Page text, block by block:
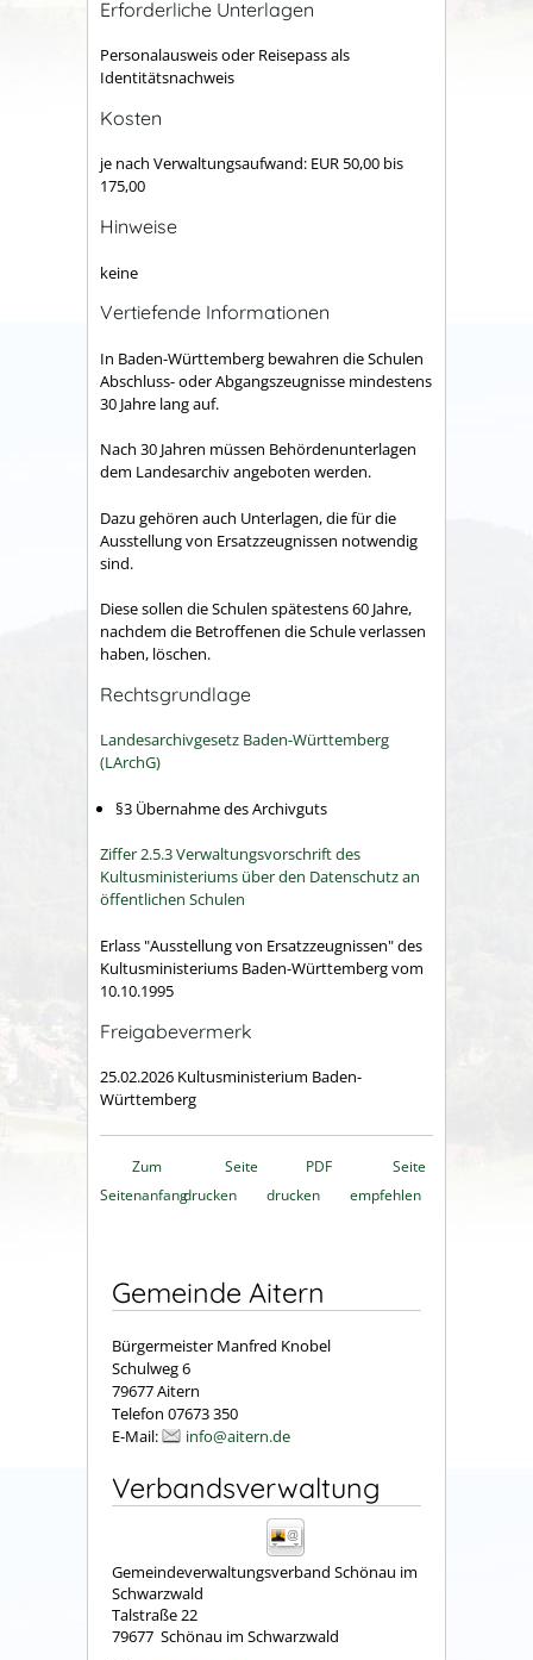
Erforderliche Unterlagen
Personalausweis oder Reisepass als
Identitätsnachweis
Kosten
je nach Verwaltungsaufwand: EUR 50,00 bis
175,00
Hinweise
keine
Vertiefende Informationen
In Baden-Württemberg bewahren die Schulen
Abschluss- oder Abgangszeugnisse mindestens
30 Jahre lang auf.
Nach 30 Jahren müssen Behördenunterlagen
dem Landesarchiv angeboten werden.
Dazu gehören auch Unterlagen, die für die
Ausstellung von Ersatzzeugnissen notwendig
sind.
Diese sollen die Schulen spätestens 60 Jahre,
nachdem die Betroffenen die Schule verlassen
haben, löschen.
Rechtsgrundlage
Landesarchivgesetz Baden-Württemberg
(LArchG)
§3 Übernahme des Archivguts
Ziffer 2.5.3 Verwaltungsvorschrift des
Kultusministeriums über den Datenschutz an
öffentlichen Schulen
Erlass "Ausstellung von Ersatzzeugnissen" des
Kultusministeriums Baden-Württemberg vom
10.10.1995
Freigabevermerk
25.02.2026 Kultusministerium Baden-
Württemberg
Zum
Seitenanfang
Seite
drucken
PDF
drucken
Seite
empfehlen
Gemeinde Aitern
Bürgermeister Manfred Knobel
Schulweg 6
79677 Aitern
Telefon 07673 350
E-Mail:
info@aitern.de
Verbandsverwaltung
Gemeindeverwaltungsverband Schönau im
Schwarzwald
Talstraße 22
79677 Schönau im Schwarzwald